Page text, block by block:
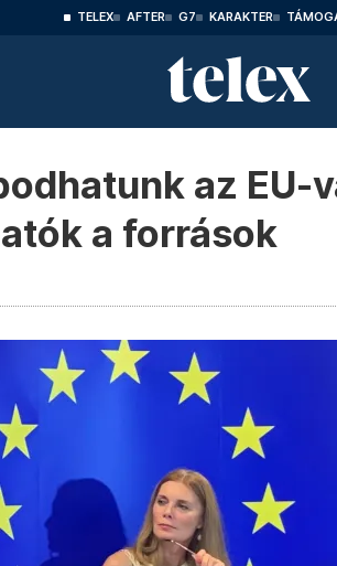
TELEX AFTER G7 KARAKTER
az EU-
a források